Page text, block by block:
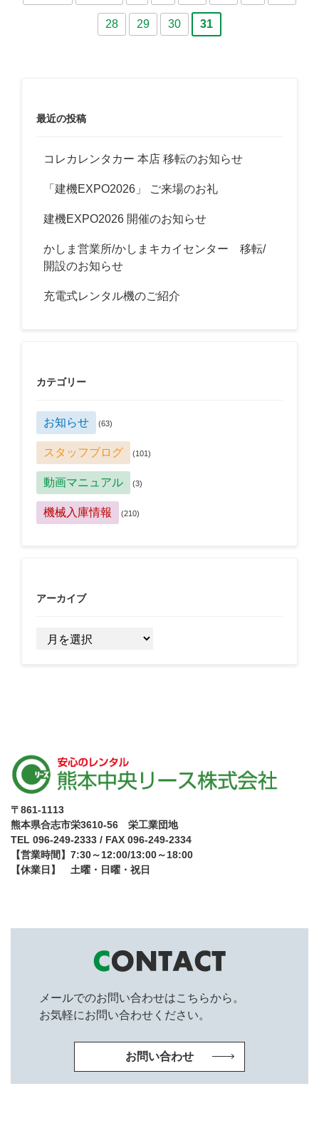
28 29 30 31
最近の投稿
コレカレンタカー 本店 移転のお知らせ
「建機EXPO2026」 ご来場のお礼
建機EXPO2026 開催のお知らせ
かしま営業所/かしまキカイセンター 移転/
開設のお知らせ
充電式レンタル機のご紹介
カテゴリー
お知らせ (63)
スタッフブログ (101)
動画マニュアル (3)
機械入庫情報 (210)
アーカイブ
〒861-1113
熊本県合志市栄3610-56 栄工業団地
TEL 096-249-2333 / FAX 096-249-2334
【営業時間】7:30～12:00/13:00～18:00
【休業日】 土曜・日曜・祝日
メールでのお問い合わせはこちらから。
お気軽にお問い合わせください。
お問い合わせ